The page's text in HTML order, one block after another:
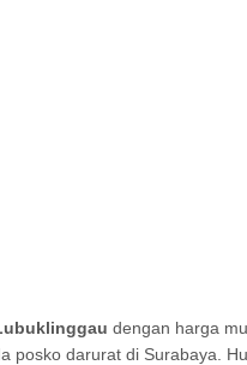
dengan harga
posko darurat di Surabaya.